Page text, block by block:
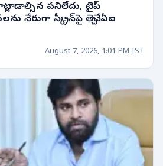
పనిలేదు, టైప్
నేరుగా స్క్రీన్‌పై తెచ్చే ఏఐ
August 7, 2026, 1:01 PM IST